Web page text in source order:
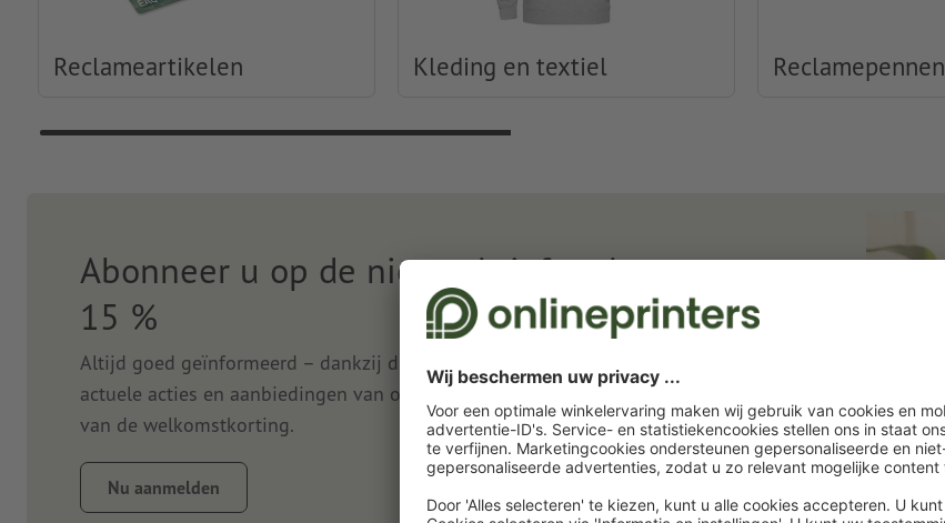
Reclameartikelen Kleding en textiel Reclamepennen
Abonneer u op de nieuwsbrief en bespaar
15 %
Altijd goed geïnformeerd – dankzij de nieuwsbrief. Wij houden u op de hoogte van
actuele acties en aanbiedingen van onze onlinedrukkerij. Abonneer u nu en profiteer
van de welkomstkorting.
Nu aanmelden